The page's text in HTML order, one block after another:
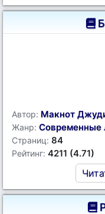
Автор: Макнот
Жанр: Современные
Страниц: 84
Рейтинг: 4211 (4.71)